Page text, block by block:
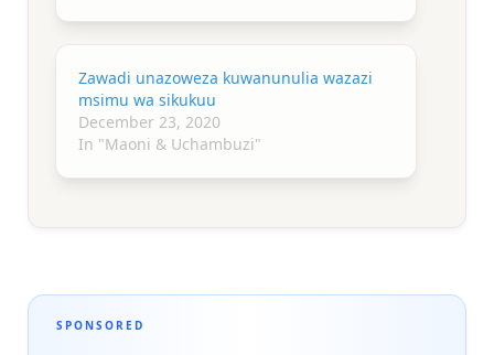
Zawadi unazoweza kuwanunulia wazazi
msimu wa sikukuu
December 23, 2020
In "Maoni & Uchambuzi"
SPONSORED